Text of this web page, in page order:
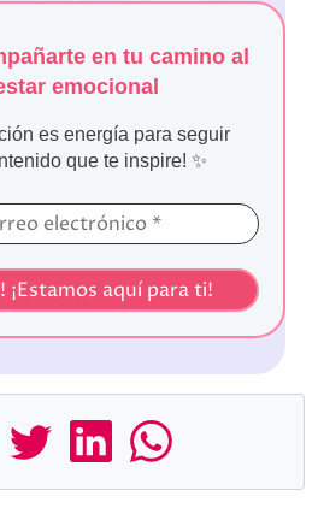
en tu camino al
emocional
es energía para seguir
que te inspire! ✨